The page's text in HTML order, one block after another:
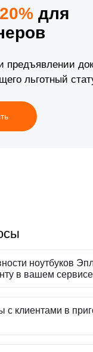
для
предъявлении
льготный
ноутбуков
в вашем
с клиентами в